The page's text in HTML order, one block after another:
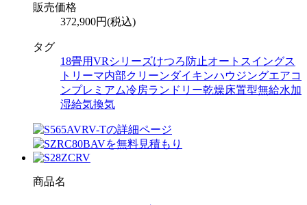
販売価格
372,900円(税込)
タグ
18畳用VRシリーズけつろ防止オートスイングス
トリーマ内部クリーンダイキンハウジングエアコ
ンプレミアム冷房ランドリー乾燥床置型無給水加
湿給気換気
商品名